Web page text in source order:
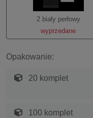
2 biały perłowy
wyprzedane
Opakowanie:
20 komplet
100 komplet